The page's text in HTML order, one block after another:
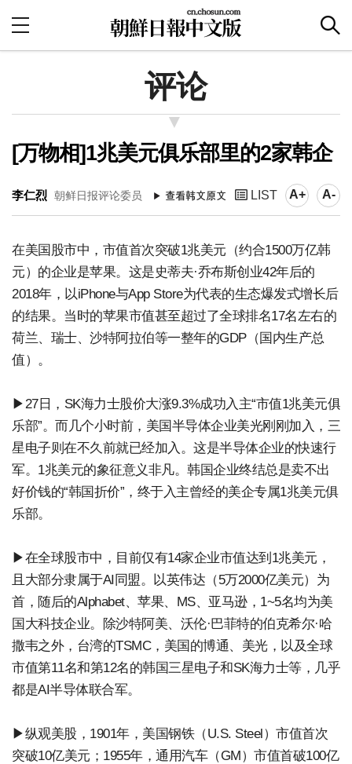
评论
[万物相]1兆美元俱乐部里的2家韩企
李仁烈 朝鲜日报评论委员 LIST A+ A-
在美国股市中，市值首次突破1兆美元（约合1500万亿韩
元）的企业是苹果。这是史蒂夫·乔布斯创业42年后的
2018年，以iPhone与App Store为代表的生态爆发式增长后
的结果。当时的苹果市值甚至超过了全球排名17名左右的
荷兰、瑞士、沙特阿拉伯等一整年的GDP（国内生产总
值）。
▶27日，SK海力士股价大涨9.3%成功入主“市值1兆美元俱
乐部”。而几个小时前，美国半导体企业美光刚刚加入，三
星电子则在不久前就已经加入。这是半导体企业的快速行
军。1兆美元的象征意义非凡。韩国企业终结总是卖不出
好价钱的“韩国折价”，终于入主曾经的美企专属1兆美元俱
乐部。
▶在全球股市中，目前仅有14家企业市值达到1兆美元，
且大部分隶属于AI同盟。以英伟达（5万2000亿美元）为
首，随后的Alphabet、苹果、MS、亚马逊，1~5名均为美
国大科技企业。除沙特阿美、沃伦·巴菲特的伯克希尔·哈
撒韦之外，台湾的TSMC，美国的博通、美光，以及全球
市值第11名和第12名的韩国三星电子和SK海力士等，几乎
都是AI半导体联合军。
▶纵观美股，1901年，美国钢铁（U.S. Steel）市值首次
突破10亿美元；1955年，通用汽车（GM）市值首破100亿